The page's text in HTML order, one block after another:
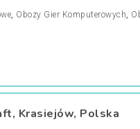
, Obozy Gier Komputerowych,
Krasiejów, Polska